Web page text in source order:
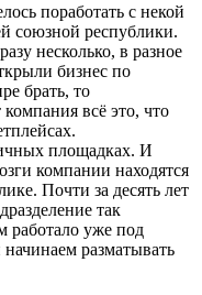
поработать с некой
союзной республики.
несколько, в разное
бизнес по
брать, то
всё это, что
площадках. И
компании находятся
Почти за десять лет
так
работало уже под
разматывать